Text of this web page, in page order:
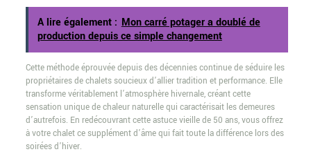
A lire également : Mon carré potager a doublé de
production depuis ce simple changement
Cette méthode éprouvée depuis des décennies continue de séduire les
propriétaires de chalets soucieux d’allier tradition et performance. Elle
transforme véritablement l’atmosphère hivernale, créant cette
sensation unique de chaleur naturelle qui caractérisait les demeures
d’autrefois. En redécouvrant cette astuce vieille de 50 ans, vous offrez
à votre chalet ce supplément d’âme qui fait toute la différence lors des
soirées d’hiver.